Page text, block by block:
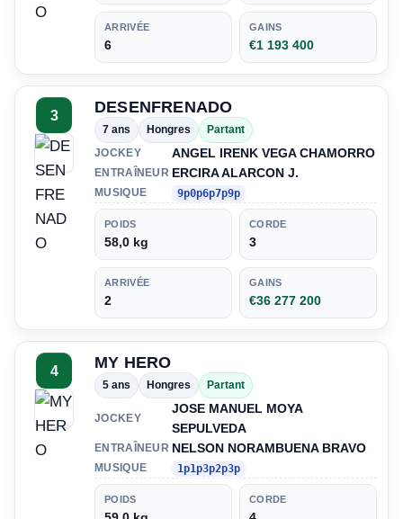
ARRIVÉE
6
GAINS
€1 193 400
3 DESENFRENADO
7 ans Hongres
Partant
JOCKEY
ANGEL IRENK VEGA CHAMORRO
ENTRAÎNEUR ERCIRA ALARCON J.
MUSIQUE 9p0p6p7p9p
POIDS
58,0 kg
CORDE
3
ARRIVÉE
2
GAINS
€36 277 200
4 MY HERO
5 ans Hongres Partant
JOCKEY
JOSE MANUEL MOYA
SEPULVEDA
ENTRAÎNEUR NELSON NORAMBUENA BRAVO
MUSIQUE 1p1p3p2p3p
POIDS CORDE